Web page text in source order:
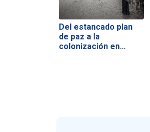
Del estancado plan
de paz a la
colonización en…